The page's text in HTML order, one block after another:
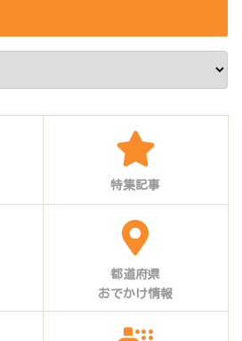
特集記事
都道府県
おでかけ情報